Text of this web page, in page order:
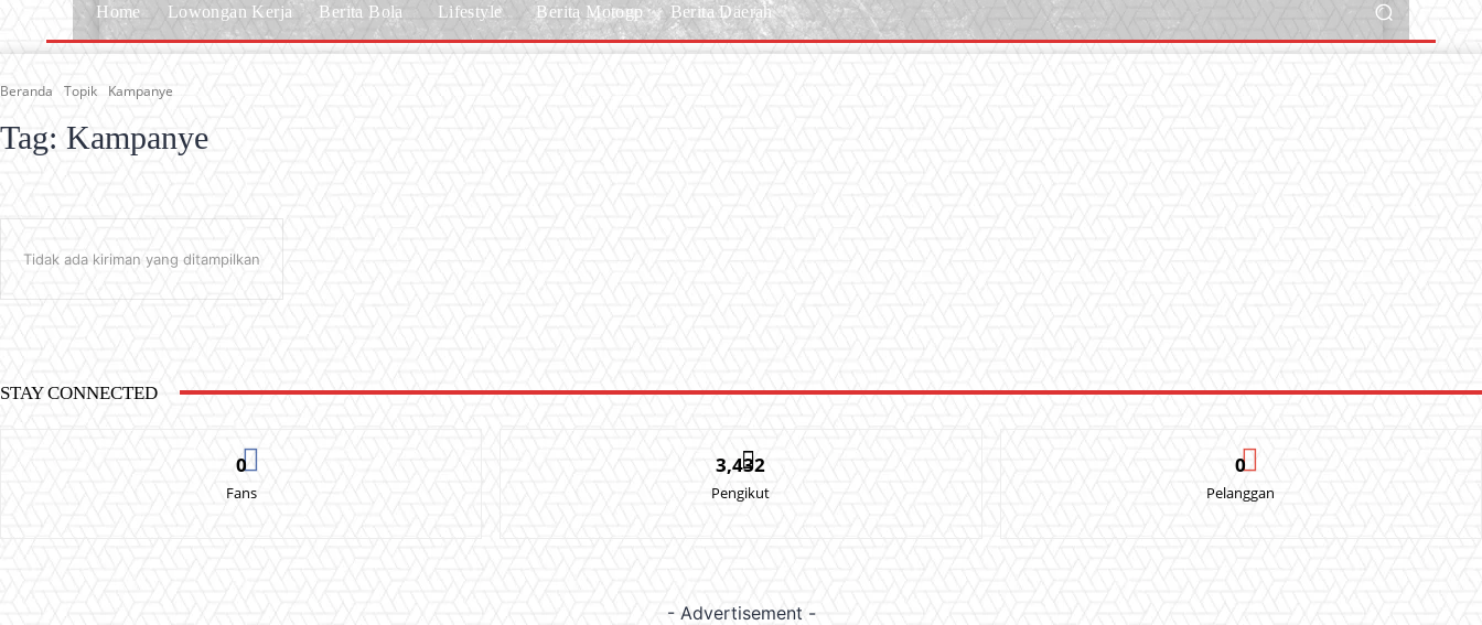
Home Lowongan Kerja Berita Bola Lifestyle Berita Motogp Berita Daerah
Beranda Topik Kampanye
Tag: Kampanye
Tidak ada kiriman yang ditampilkan
STAY CONNECTED
0
Fans
3,432
Pengikut
0
Pelanggan
- Advertisement -